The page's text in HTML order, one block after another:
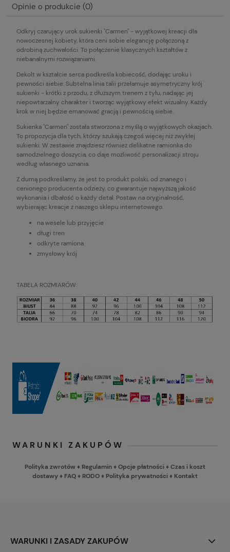
Opinie o produkcie (0)
Odkryj czarujący urok sukienki "Carmen" - wyjątkowej kreacji dla
nowoczesnej kobiety, która ceni sobie elegancję połączoną z
odrobiną zuchwałości. To połączenie klasycznych kształtów z
niebanalnymi rozwiązaniami.
Dekolt w kształcie serca podkreśla kobiecość, dodając uroku i
pewności siebie. Subtelna linia talii przełamuje asymetryczny krój
sukienki - krótki z przodu, z dłuższym trenem z tyłu, nadając jej
niepowtarzalny charakter i tworząc wyjątkowy efekt wizualny. Każdy
krok w niej będzie emanować gracją i pewnością siebie.
Sukienka "Carmen" została stworzona z myślą o wyjątkowych okazjach.
To propozycja dla tych, którzy szukają czegoś więcej niż zwykłej
sukienki. W zestawie znajdziesz również delikatne ramionka do
samodzielnego doszycia, co daje możliwość personalizacji stroju
według własnego uznania.
Z dumą podkreślamy, że jest to produkt polski, od znanego i
cenionego producenta odzieży, co gwarantuje najwyższą jakość
wykonania i dbałość o każdy detal. Postaw na oryginalność,
wybierając kreacje z naszego sklepu internetowego.
na wesele lub przyjęcie
długi tren
odkryte ramiona
zmysłowy krój
TABELA ROZMIARÓW:
WARUNKI ZAKUPÓW
Polityka zwrotów ♦ Regulamin♦Opcje płatności♦Czas i koszt
dostawy♦ FAQ♦ RODO♦ Polityka prywatności♦ Kontakt
WARUNKI I ZASADY ZAKUPÓW